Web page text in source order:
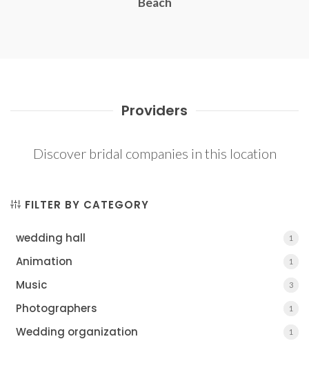
Providers
Discover bridal companies in this location
FILTER BY CATEGORY
wedding hall 11
Animation 11
Music 3
3
Photographers 11
Wedding organization 11